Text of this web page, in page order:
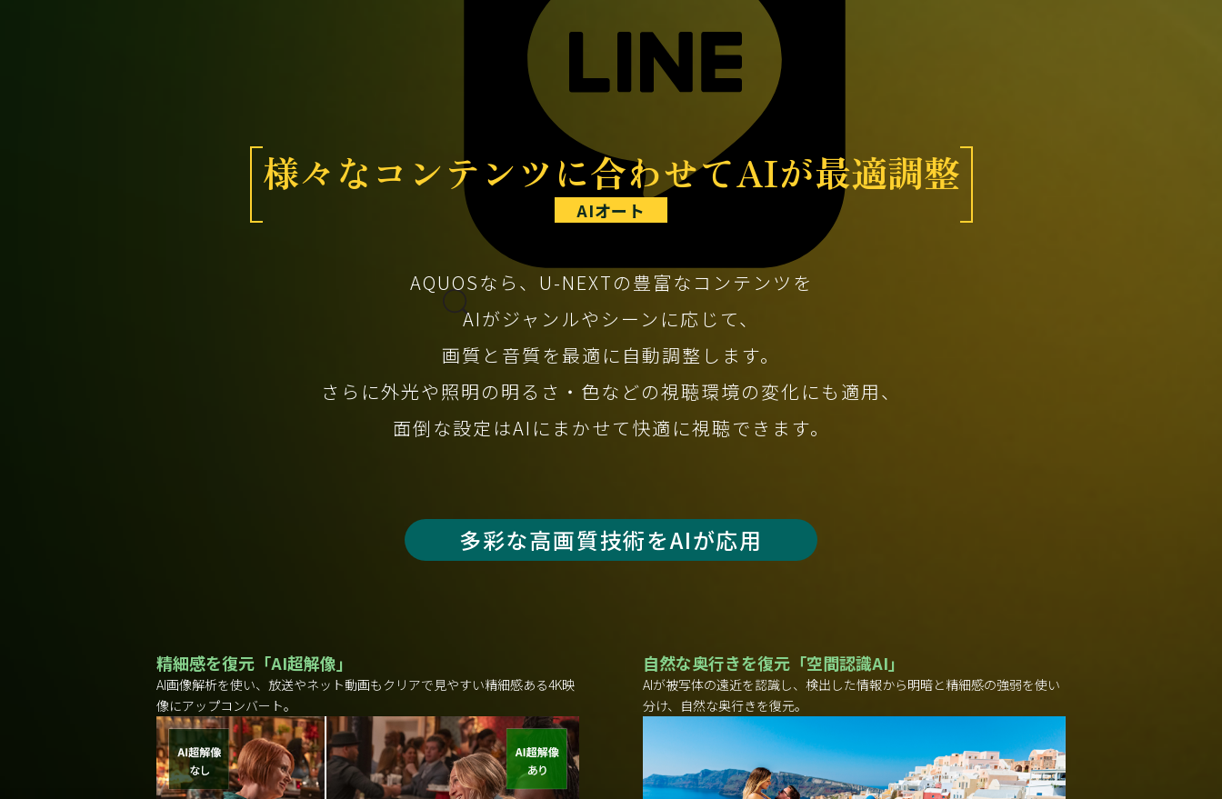
様々なコンテンツに合わせてAIが最適調整
AIオート
AQUOSなら、 U-NEXTの豊富なコンテンツを
AIがジャンルやシーンに応じて、
画質と音質を最適に自動調整します。
さらに外光や照明の明るさ・色などの視聴環境の変化にも適用、
面倒な設定はAIにまかせて快適に視聴できます。
多彩な高画質技術をAIが応用
精細感を復元「AI超解像」
AI画像解析を使い、放送やネット動画もクリアで見やすい精細感ある4K映
像にアップコンバート。
自然な奥行きを復元「空間認識AI」
AIが被写体の遠近を認識し、検出した情報から明暗と精細感の強弱を使い
分け、自然な奥行きを復元。